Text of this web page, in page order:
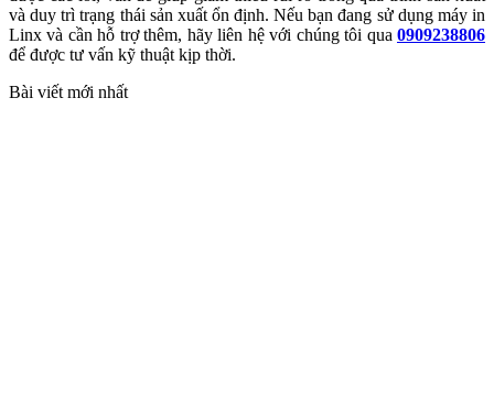
và duy trì trạng thái sản xuất ổn định. Nếu bạn đang sử dụng máy in
Linx và cần hỗ trợ thêm, hãy liên hệ với chúng tôi qua 0909238806
để được tư vấn kỹ thuật kịp thời.
Bài viết mới nhất